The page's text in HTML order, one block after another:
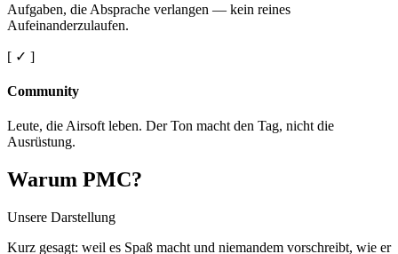
Aufgaben, die Absprache verlangen — kein reines
Aufeinanderzulaufen.
[ ✓ ]
Community
Leute, die Airsoft leben. Der Ton macht den Tag, nicht die
Ausrüstung.
Warum PMC?
Unsere Darstellung
Kurz gesagt: weil es Spaß macht und niemandem vorschreibt, wie er